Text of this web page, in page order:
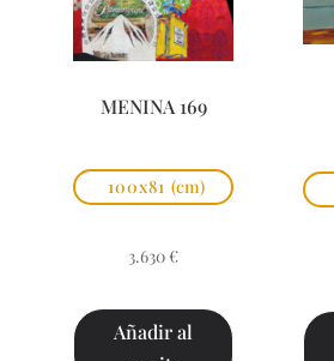
MENINA 169
100x81 (cm)
3.630 €
Añadir al